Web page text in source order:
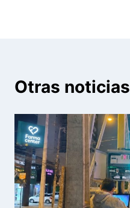
Otras noticias